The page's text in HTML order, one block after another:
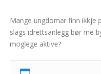
Mange ungdomar finn ikkje
slags idrettsanlegg bør me
moglege aktive?